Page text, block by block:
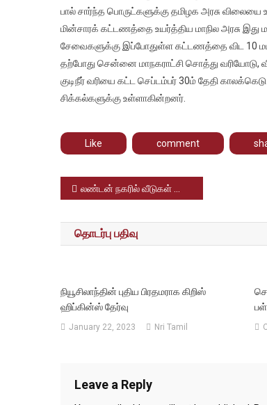
பால் சார்ந்த பொருட்களுக்கு தமிழக அரசு விலையை
மின்சாரக் கட்டணத்தை உயர்த்திய மாநில அரசு
சேவைகளுக்கு இப்போதுள்ள கட்டணத்தை விட 10
தற்போது சென்னை மாநகராட்சி சொத்து வரியோடு,
குடிநீர் வரியை கட்ட செப்டம்பர் 30ம் தேதி
சிக்கல்களுக்கு உள்ளாகின்றனர்.
Like comment
Post
navigation
லண்டன் நகரில் வீடுகள் வாங்க ஆர்வம் காட்டும் இந்தியர்கள்
தொடர்பு பதிவு
நியூசிலாந்தின் புதிய பிரதமராக கிறிஸ்
ஹிப்கின்ஸ் தேர்வு
January 22, 2023 Nri Tamil
Leave a Reply